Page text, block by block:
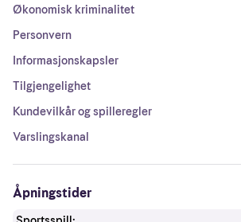
Økonomisk kriminalitet
Personvern
Informasjonskapsler
Tilgjengelighet
Kundevilkår og spilleregler
Varslingskanal
Åpningstider